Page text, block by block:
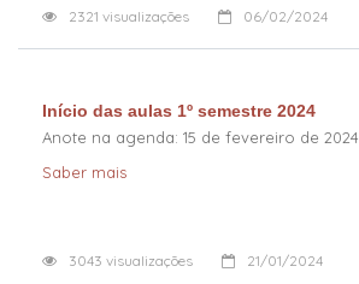
2321 visualizações 06/02/2024
Início das aulas 1º semestre 2024
Anote na agenda: 15 de fevereiro de 2024
Saber mais
3043 visualizações 21/01/2024